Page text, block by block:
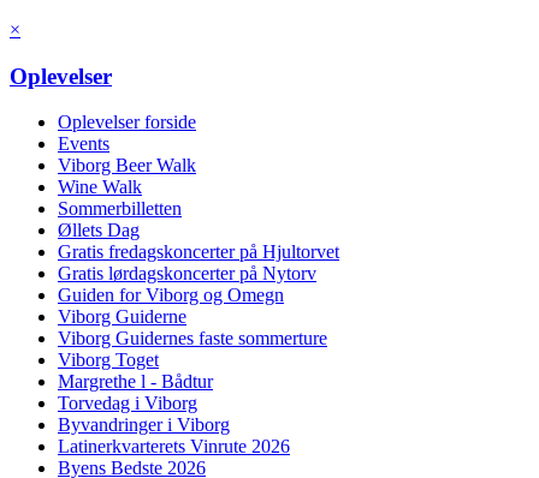
×
Oplevelser
Oplevelser forside
Events
Viborg Beer Walk
Wine Walk
Sommerbilletten
Øllets Dag
Gratis fredagskoncerter på Hjultorvet
Gratis lørdagskoncerter på Nytorv
Guiden for Viborg og Omegn
Viborg Guiderne
Viborg Guidernes faste sommerture
Viborg Toget
Margrethe l - Bådtur
Torvedag i Viborg
Byvandringer i Viborg
Latinerkvarterets Vinrute 2026
Byens Bedste 2026